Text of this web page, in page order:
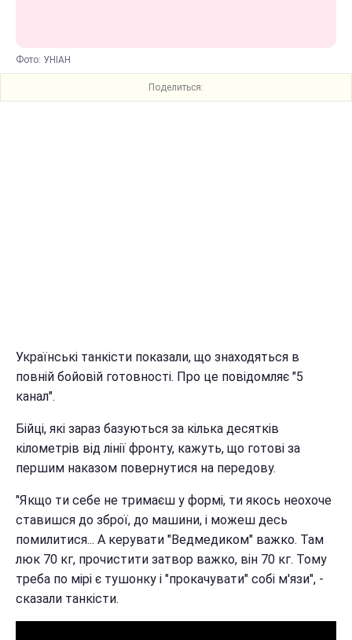
Фото: УНІАН
Поделиться:
Українські танкісти показали, що знаходяться в
повній бойовій готовності. Про це повідомляє "5
канал".
Бійці, які зараз базуються за кілька десятків
кілометрів від лінії фронту, кажуть, що готові за
першим наказом повернутися на передову.
"Якщо ти себе не тримаєш у формі, ти якось неохоче
ставишся до зброї, до машини, і можеш десь
помилитися... А керувати "Ведмедиком" важко. Там
люк 70 кг, прочистити затвор важко, він 70 кг. Тому
треба по мірі є тушонку і "прокачувати" собі м'язи", -
сказали танкісти.